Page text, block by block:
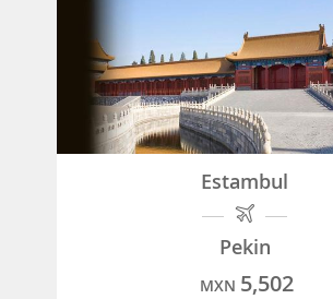
Estambul
Pekin
MXN 5,502